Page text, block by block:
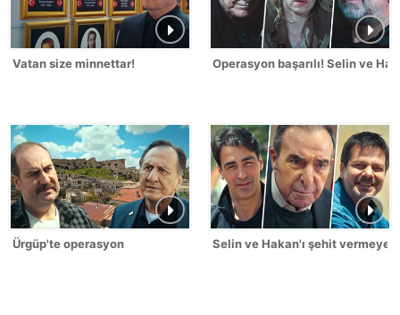
Vatan size minnettar! Operasyon başarılı! Selin ve
Ürgüp'te operasyon Selin ve Hakan'ı şehit